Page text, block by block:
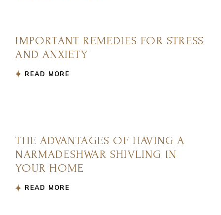
IMPORTANT REMEDIES FOR STRESS
AND ANXIETY
READ MORE
THE ADVANTAGES OF HAVING A
NARMADESHWAR SHIVLING IN
YOUR HOME
READ MORE